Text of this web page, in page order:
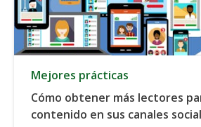
Mejores prácticas
Cómo obtener más lectores
contenido en sus canales